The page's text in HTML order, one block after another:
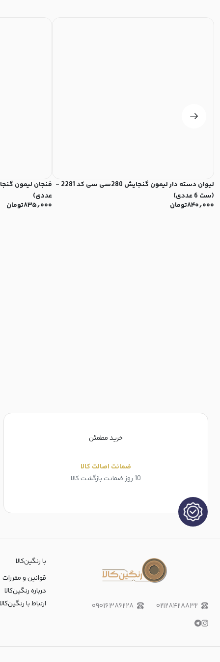
لیوان دسته دار لیمون گنجایش 280سی سی کد 2281 -
(ست 6 عددی)
۸۴۰٫۰۰۰تومان
عددی)
۸۳۵٫۰۰۰تومان
خرید مطمئن
ضمانت اصالت کالا
10 روز ضمانت بازگشت کالا
۰۲۱۲۸۴۲۸۸۳۲ ۰۹۰۱۶۳۸۶۲۲۸
با رنگین‌کالا
قوانین و مقررات
درباره رنگین‌کالا
ارتباط با رنگین‌کالا